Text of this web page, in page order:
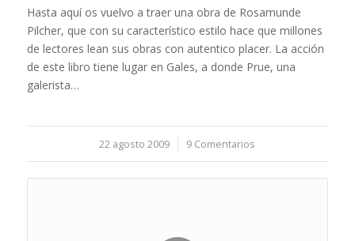
Hasta aquí os vuelvo a traer una obra de Rosamunde
Pilcher, que con su característico estilo hace que millones
de lectores lean sus obras con autentico placer. La acción
de este libro tiene lugar en Gales, a donde Prue, una
galerista…
22 agosto 2009
/ 9 Comentarios